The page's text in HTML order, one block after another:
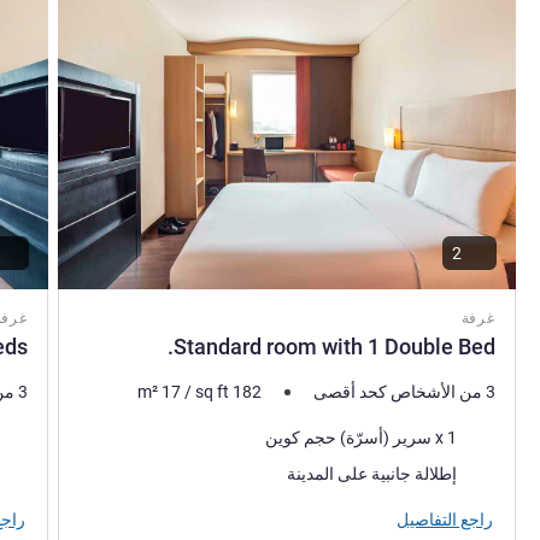
غرفة
Standard room with 1 Double Bed.
3 من الأشخاص كحد أقصى m² 17/sq ft 182
فرش السرير
1 x سرير (أسرّة) حجم كوين
المناظر:إطلالة جانبية على المدينة
راجع التفاصيل
3 من الأشخاص كحد أقصى